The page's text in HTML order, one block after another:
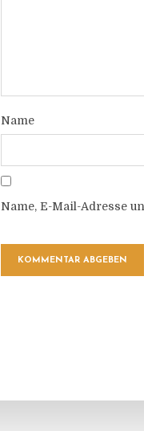
Name
Name, E-Mail-Adresse